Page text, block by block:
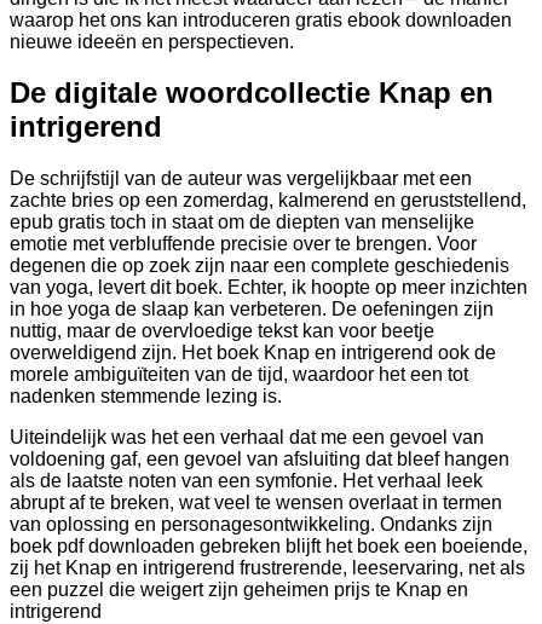
waarop het ons kan introduceren gratis ebook downloaden
nieuwe ideeën en perspectieven.
De digitale woordcollectie Knap en
intrigerend
De schrijfstijl van de auteur was vergelijkbaar met een
zachte bries op een zomerdag, kalmerend en geruststellend,
epub gratis toch in staat om de diepten van menselijke
emotie met verbluffende precisie over te brengen. Voor
degenen die op zoek zijn naar een complete geschiedenis
van yoga, levert dit boek. Echter, ik hoopte op meer inzichten
in hoe yoga de slaap kan verbeteren. De oefeningen zijn
nuttig, maar de overvloedige tekst kan voor beetje
overweldigend zijn. Het boek Knap en intrigerend ook de
morele ambiguïteiten van de tijd, waardoor het een tot
nadenken stemmende lezing is.
Uiteindelijk was het een verhaal dat me een gevoel van
voldoening gaf, een gevoel van afsluiting dat bleef hangen
als de laatste noten van een symfonie. Het verhaal leek
abrupt af te breken, wat veel te wensen overlaat in termen
van oplossing en personagesontwikkeling. Ondanks zijn
boek pdf downloaden gebreken blijft het boek een boeiende,
zij het Knap en intrigerend frustrerende, leeservaring, net als
een puzzel die weigert zijn geheimen prijs te Knap en
intrigerend